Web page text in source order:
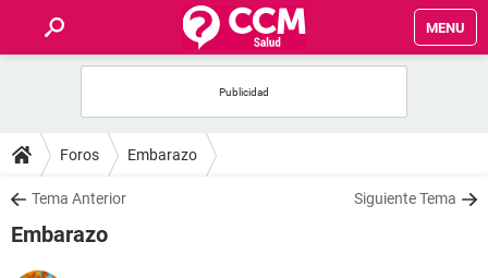
MENU
FOROS
SALUD
Foros Embarazo
Tema Anterior Siguiente Tema
Embarazo